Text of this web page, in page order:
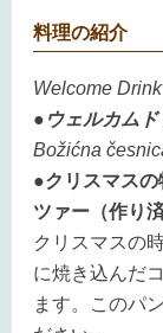
料理の紹介
Welcome Drink
●ウェルカムド
Božićna
●クリスマス
ツァー（作り済
クリスマスの
に焼き込んだ
ます。このパ